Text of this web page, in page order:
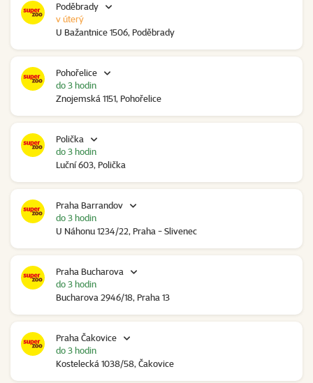
Poděbrady
U Bažantnice 1506, Poděbrady
v úterý
Pohořelice
Znojemská 1151, Pohořelice
do 3 hodin
Polička
Luční 603, Polička
do 3 hodin
Praha Barrandov
U Náhonu 1234/22, Praha - Slivenec
do 3 hodin
Praha Bucharova
Bucharova 2946/18, Praha 13
do 3 hodin
Praha Čakovice
Kostelecká 1038/58, Čakovice
do 3 hodin